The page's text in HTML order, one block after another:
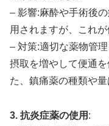
– 影響:麻酔や手術後
用されますが、これ
– 対策:適切な薬物管
摂取を増やして便通
た、鎮痛薬の種類や
3. 抗炎症薬の使用 :